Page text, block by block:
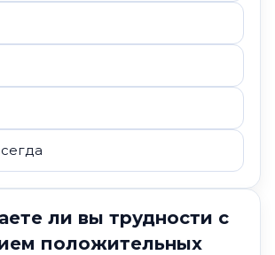
ли вы трудности с
положительных